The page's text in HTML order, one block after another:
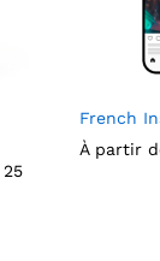
25
French
À partir